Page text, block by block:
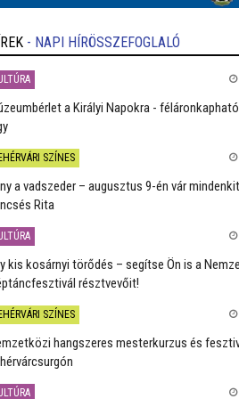
- NAPI HÍRÖSSZEFOGLALÓ
a Királyi Napokra -
SZÍNES
a vadszeder – augusztus 9-én vár
Rita
kis kosárnyi törődés – segítse Ön is a
résztvevőit!
SZÍNES
hangszeres mesterkurzus és